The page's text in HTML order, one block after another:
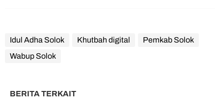
Idul Adha Solok Khutbah digital
Pemkab Solok
Wabup Solok
BERITA TERKAIT